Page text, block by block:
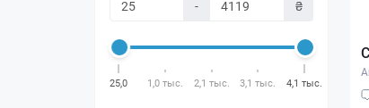
- ₴
25,0 1,0 тыс. 2,1 тыс. 3,1 тыс. 4,1 тыс.